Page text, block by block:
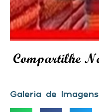
Galeria de Imagens